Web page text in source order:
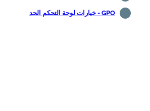
GPO - خيارات لوحة التحكم الحد